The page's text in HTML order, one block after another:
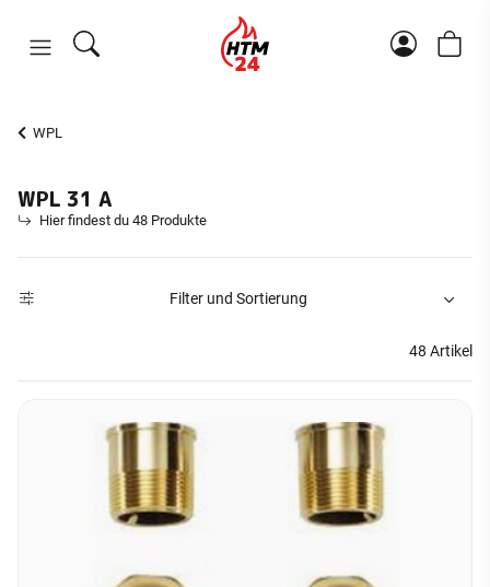
WPL
WPL 31 A
Hier findest du 48 Produkte
Filter und Sortierung
48 Artikel